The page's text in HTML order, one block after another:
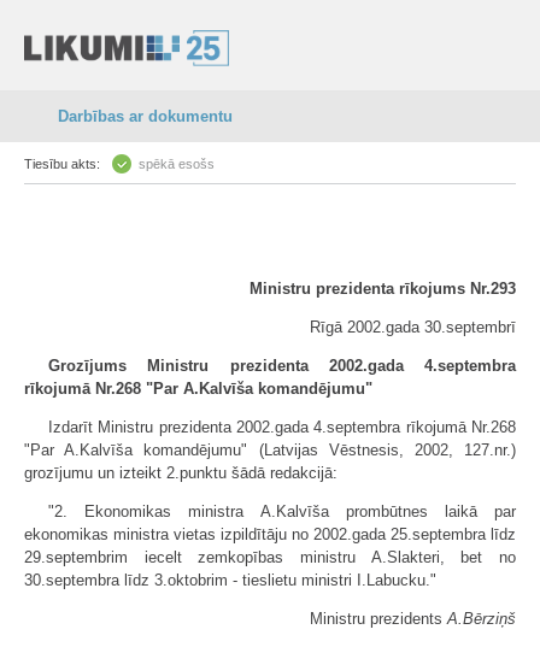
Darbības ar dokumentu
Tiesību akts: spēkā esošs
Ministru prezidenta rīkojums Nr.293
Rīgā 2002.gada 30.septembrī
Grozījums Ministru prezidenta 2002.gada 4.septembra
rīkojumā Nr.268 "Par A.Kalvīša komandējumu"
Izdarīt Ministru prezidenta 2002.gada 4.septembra rīkojumā Nr.268
"Par A.Kalvīša komandējumu" (Latvijas Vēstnesis, 2002, 127.nr.)
grozījumu un izteikt 2.punktu šādā redakcijā:
"2. Ekonomikas ministra A.Kalvīša prombūtnes laikā par
ekonomikas ministra vietas izpildītāju no 2002.gada 25.septembra līdz
29.septembrim iecelt zemkopības ministru A.Slakteri, bet no
30.septembra līdz 3.oktobrim - tieslietu ministri I.Labucku."
Ministru prezidentsA.Bērziņš